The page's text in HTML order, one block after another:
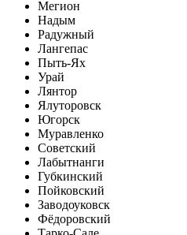
Мегион
Надым
Радужный
Лангепас
Пыть-Ях
Урай
Лянтор
Ялуторовск
Югорск
Муравленко
Советский
Лабытнанги
Губкинский
Пойковский
Заводоуковск
Фёдоровский